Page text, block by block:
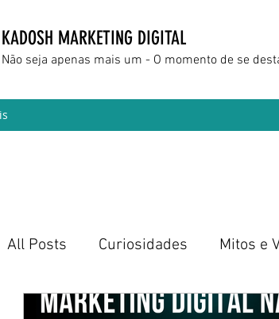
KADOSH MARKETING DIGITAL
Não seja apenas mais um - O momento de se
All Posts Curiosidades Mitos e
Marketing Digital